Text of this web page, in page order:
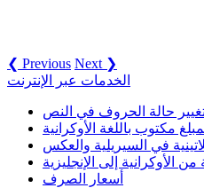
❮ Previous Next ❯
الخدمات عبر الإنترنت
حالة الحروف في النص
مكتوب باللغة الأوكرانية
في السيريلية والعكس
من الأوكرانية إلى الإنجليزية
أسعار الصرف